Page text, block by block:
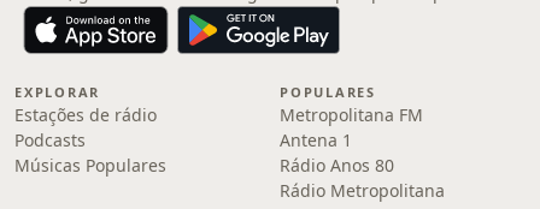
EXPLORAR
Estações de rádio
Podcasts
Músicas Populares
POPULARES
Metropolitana FM
Antena 1
Rádio Anos 80
Rádio Metropolitana